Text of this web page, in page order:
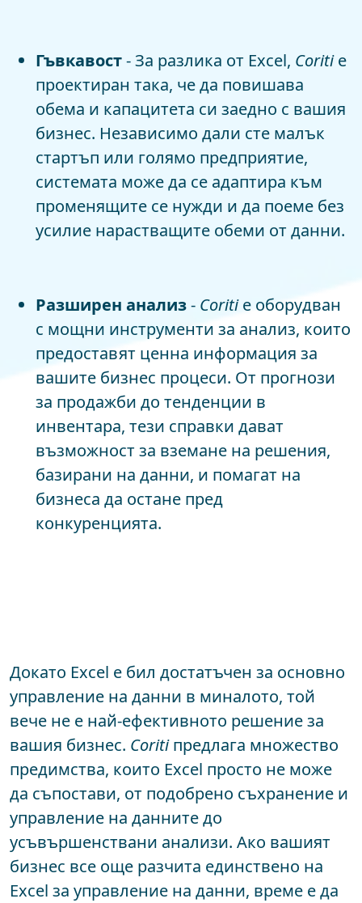
Гъвкавост- За разлика от Excel, Coritie
проектиран така, че да повишава
обема и капацитета си заедно с вашия
бизнес. Независимо дали сте малък
стартъп или голямо предприятие,
системата може да се адаптира към
променящите се нужди и да поеме без
усилие нарастващите обеми от данни.
Разширен анализ- Coritiе оборудван
с мощни инструменти за анализ, които
предоставят ценна информация за
вашите бизнес процеси. От прогнози
за продажби до тенденции в
инвентара, тези справки дават
възможност за вземане на решения,
базирани на данни, и помагат на
бизнеса да остане пред
конкуренцията.
Докато Excel е бил достатъчен за основно
управление на данни в миналото, той
вече не е най-ефективното решение за
вашия бизнес. Coritiпредлага множество
предимства, които Excel просто не може
да съпостави, от подобрено съхранение и
управление на данните до
усъвършенствани анализи. Ако вашият
бизнес все още разчита единствено на
Excel за управление на данни, време е да